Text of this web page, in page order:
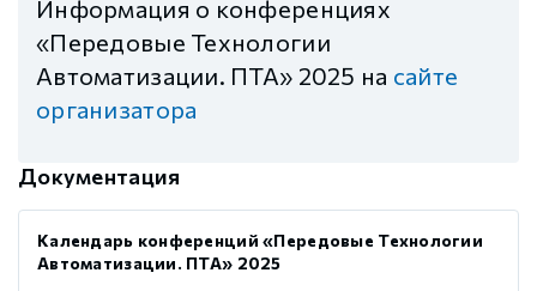
Информация о конференциях
«Передовые Технологии
Автоматизации. ПТА» 2025 на сайте
организатора
Документация
Календарь конференций «Передовые Технологии
Автоматизации. ПТА» 2025